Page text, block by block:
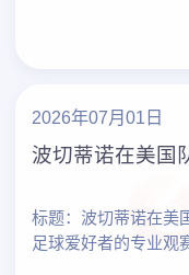
切顺利，1980后、
2026年07月01日
波切蒂诺在美国
标题：波切蒂诺在
足球爱好者的专业观赛与参与指
赛，看懂「世界杯